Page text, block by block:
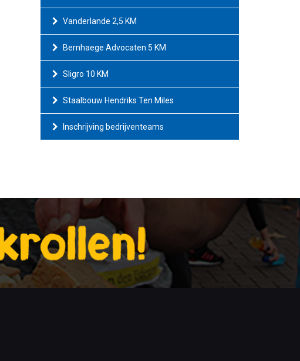
Vanderlande 2,5 KM
Bernhaege Advocaten 5 KM
Sligro 10 KM
Staalbouw Hendriks Ten Miles
Inschrijving bedrijventeams